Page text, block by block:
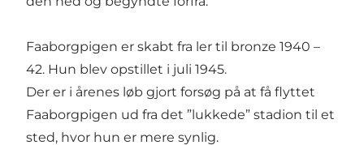
Faaborgpigen er skabt fra ler til bronze 1940 –
42. Hun blev opstillet i juli 1945.
Der er i årenes løb gjort forsøg på at få flyttet
Faaborgpigen ud fra det ”lukkede” stadion til et
sted, hvor hun er mere synlig.